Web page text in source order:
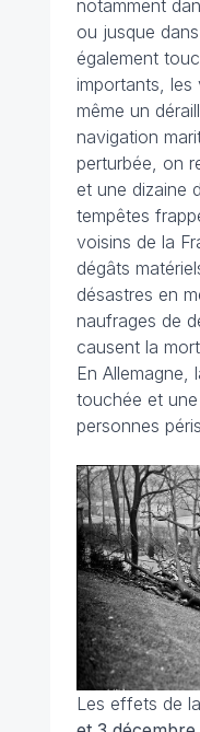
notamment
ou jusque
également
importants,
même un
navigation
perturbée, on
et une dizaine
tempêtes
voisins de la
dégâts
désastres en
naufrages de
causent la
En Allemagne,
touchée et
personnes
Les effets de